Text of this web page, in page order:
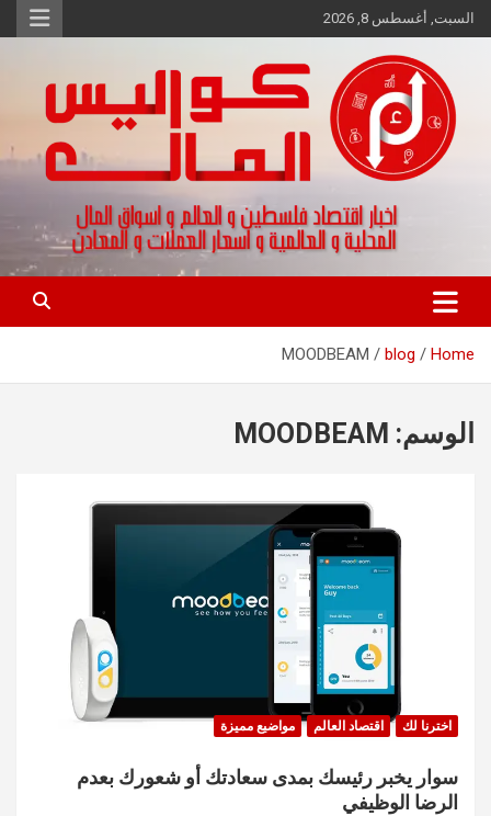
Skip
to
السبت, أغسطس 8, 2026
كواليس المال
اخبار اقتصاد فلسطين و العالم و تقارير اسواق المال و العملات
Home
blog
MOODBEAM
الوسم: MOODBEAM
اخترنا لك اقتصاد العالم مواضيع مميزة
سوار يخبر رئيسك بمدى سعادتك أو شعورك بعدم
الرضا الوظيفي